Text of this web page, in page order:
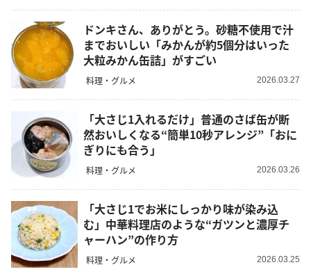
ドンキさん、ありがとう。砂糖不使用で汁
までおいしい「みかんが約5個分はいった
大粒みかん缶詰」がすごい
料理・グルメ 2026.03.27
「大さじ1入れるだけ」普通のさば缶が断
然おいしくなる“簡単10秒アレンジ”「おに
ぎりにも合う」
料理・グルメ 2026.03.26
「大さじ1でお米にしっかり味が染み込
む」中華料理店のような“ガツンと濃厚チ
ャーハン”の作り方
料理・グルメ 2026.03.25